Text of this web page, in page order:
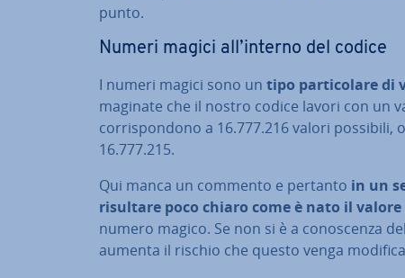
punto.
Numeri magici all’interno del codice
I numeri magici sono un tipo par­ti­co­la­re di
ma­gi­na­te che il nostro codice lavori con un
cor­ri­spon­do­no a 16.777.216 valori possibili,
16.777.215.
Qui manca un commento e pertanto in un
risultare poco chiaro come è nato il valore
numero magico. Se non si è a co­no­scen­za
aumenta il rischio che questo venga